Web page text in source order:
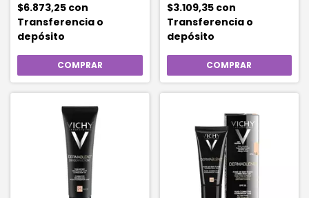
$6.873,25 con
Transferencia o
depósito
$3.109,35 con
Transferencia o
depósito